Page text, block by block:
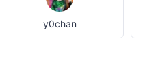
y0chan